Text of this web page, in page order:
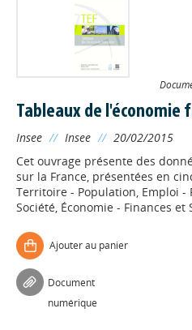
Tableaux de l'économie
Insee // Insee // 20/02/2015
Cet ouvrage présente des
sur la France, présentées en
Territoire - Population, Emploi -
Société, Économie - Finances
Ajouter au panier
Document
numérique